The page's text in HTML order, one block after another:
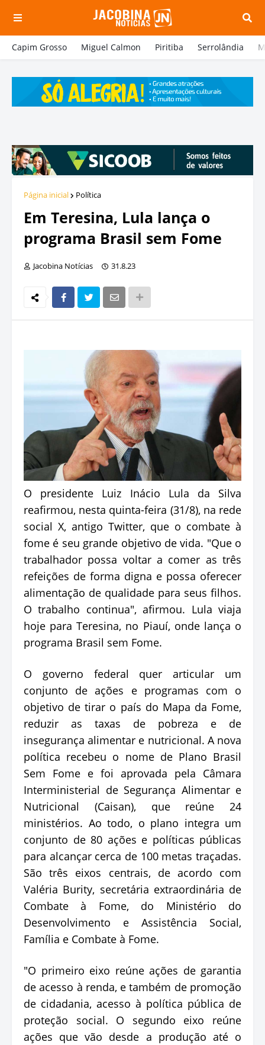
Capim Grosso Miguel Calmon Piritiba Serrolândia
Página inicial Política
Em Teresina, Lula lança o
programa Brasil sem Fome
Jacobina Notícias 31.8.23
O presidente Luiz Inácio Lula da Silva
reafirmou, nesta quinta-feira (31/8), na rede
social X, antigo Twitter, que o combate à
fome é seu grande objetivo de vida. "Que o
trabalhador possa voltar a comer as três
refeições de forma digna e possa oferecer
alimentação de qualidade para seus filhos.
O trabalho continua", afirmou. Lula viaja
hoje para Teresina, no Piauí, onde lança o
programa Brasil sem Fome.
O governo federal quer articular um
conjunto de ações e programas com o
objetivo de tirar o país do Mapa da Fome,
reduzir as taxas de pobreza e de
insegurança alimentar e nutricional. A nova
política recebeu o nome de Plano Brasil
Sem Fome e foi aprovada pela Câmara
Interministerial de Segurança Alimentar e
Nutricional (Caisan), que reúne 24
ministérios. Ao todo, o plano integra um
conjunto de 80 ações e políticas públicas
para alcançar cerca de 100 metas traçadas.
São três eixos centrais, de acordo com
Valéria Burity, secretária extraordinária de
Combate à Fome, do Ministério do
Desenvolvimento e Assistência Social,
Família e Combate à Fome.
"O primeiro eixo reúne ações de garantia
de acesso à renda, e também de promoção
de cidadania, acesso à política pública de
proteção social. O segundo eixo reúne
ações que vão desde a produção até o